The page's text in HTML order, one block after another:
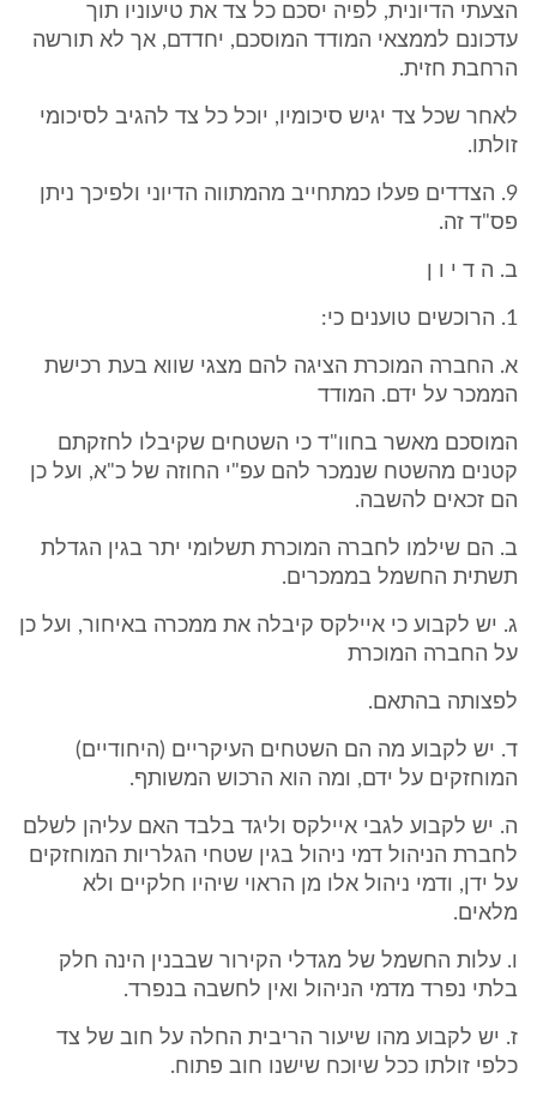
הצעתי הדיונית, לפיה יסכם כל צד את טיעוניו תוך
עדכונם לממצאי המודד המוסכם, יחדדם, אך לא תורשה
הרחבת חזית.
לאחר שכל צד יגיש סיכומיו, יוכל כל צד להגיב לסיכומי
זולתו.
9. הצדדים פעלו כמתחייב מהמתווה הדיוני ולפיכך ניתן
פס"ד זה.
ב. ה ד י ו ן
1. הרוכשים טוענים כי:
א. החברה המוכרת הציגה להם מצגי שווא בעת רכישת
הממכר על ידם. המודד
המוסכם מאשר בחוו"ד כי השטחים שקיבלו לחזקתם
קטנים מהשטח שנמכר להם עפ"י החוזה של כ"א, ועל כן
הם זכאים להשבה.
ב. הם שילמו לחברה המוכרת תשלומי יתר בגין הגדלת
תשתית החשמל בממכרים.
ג. יש לקבוע כי איילקס קיבלה את ממכרה באיחור, ועל כן
על החברה המוכרת
לפצותה בהתאם.
ד. יש לקבוע מה הם השטחים העיקריים (היחודיים)
המוחזקים על ידם, ומה הוא הרכוש המשותף.
ה. יש לקבוע לגבי איילקס וליגד בלבד האם עליהן לשלם
לחברת הניהול דמי ניהול בגין שטחי הגלריות המוחזקים
על ידן, ודמי ניהול אלו מן הראוי שיהיו חלקיים ולא
מלאים.
ו. עלות החשמל של מגדלי הקירור שבבנין הינה חלק
בלתי נפרד מדמי הניהול ואין לחשבה בנפרד.
ז. יש לקבוע מהו שיעור הריבית החלה על חוב של צד
כלפי זולתו ככל שיוכח שישנו חוב פתוח.